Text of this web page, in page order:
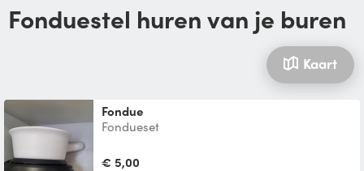
Fonduestel huren van je buren
Kaart
Fondue
Fondueset
€ 5,00